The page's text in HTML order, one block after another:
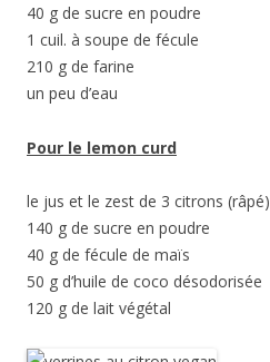
40 g de sucre en poudre
1 cuil. à soupe de fécule
210 g de farine
un peu d’eau
Pour le lemon curd
le jus et le zest de 3 citrons (râpé)
140 g de sucre en poudre
40 g de fécule de maïs
50 g d’huile de coco désodorisée
120 g de lait végétal